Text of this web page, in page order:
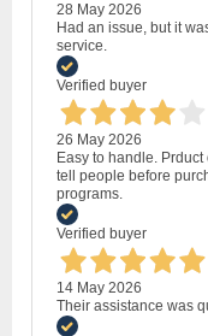
28 May 2026
Had an issue, but it
service.
Verified buyer
26 May 2026
Easy to handle.
tell people before
programs.
Verified buyer
14 May 2026
Their assistance was